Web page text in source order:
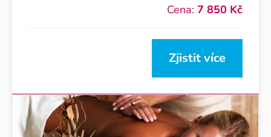
Cena: 7 850 Kč
Zjistit více